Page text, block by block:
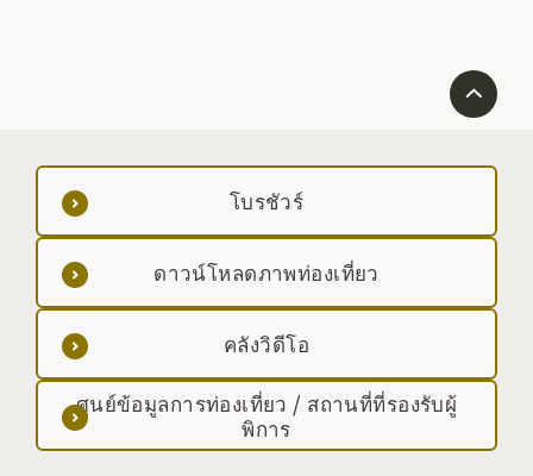
โบรชัวร์
ดาวน์โหลดภาพท่องเที่ยว
คลังวิดีโอ
ศูนย์ข้อมูลการท่องเที่ยว / สถานที่ที่รองรับผู้
พิการ